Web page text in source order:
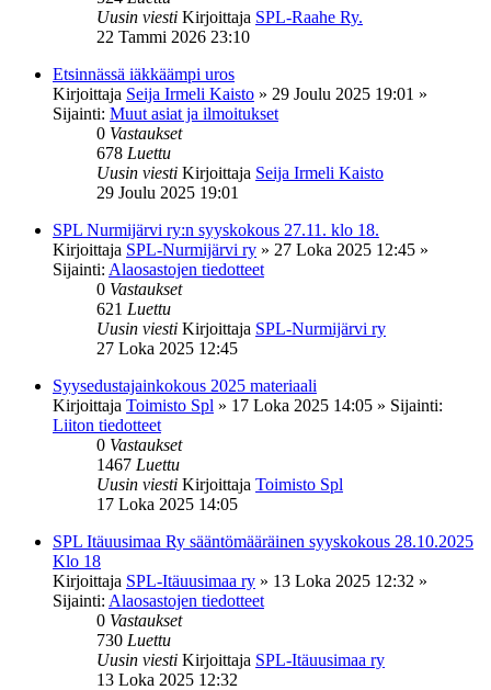
Uusin viesti Kirjoittaja SPL-Raahe Ry.
22 Tammi 2026 23:10
Etsinnässä iäkkäämpi uros
Kirjoittaja Seija Irmeli Kaisto » 29 Joulu 2025 19:01 »
Sijainti: Muut asiat ja ilmoitukset
0 Vastaukset
678 Luettu
Uusin viesti Kirjoittaja Seija Irmeli Kaisto
29 Joulu 2025 19:01
SPL Nurmijärvi ry:n syyskokous 27.11. klo 18.
Kirjoittaja SPL-Nurmijärvi ry » 27 Loka 2025 12:45 »
Sijainti: Alaosastojen tiedotteet
0 Vastaukset
621 Luettu
Uusin viesti Kirjoittaja SPL-Nurmijärvi ry
27 Loka 2025 12:45
Syysedustajainkokous 2025 materiaali
Kirjoittaja Toimisto Spl » 17 Loka 2025 14:05 » Sijainti:
Liiton tiedotteet
0 Vastaukset
1467 Luettu
Uusin viesti Kirjoittaja Toimisto Spl
17 Loka 2025 14:05
SPL Itäuusimaa Ry sääntömääräinen syyskokous 28.10.2025
Klo 18
Kirjoittaja SPL-Itäuusimaa ry » 13 Loka 2025 12:32 »
Sijainti: Alaosastojen tiedotteet
0 Vastaukset
730 Luettu
Uusin viesti Kirjoittaja SPL-Itäuusimaa ry
13 Loka 2025 12:32